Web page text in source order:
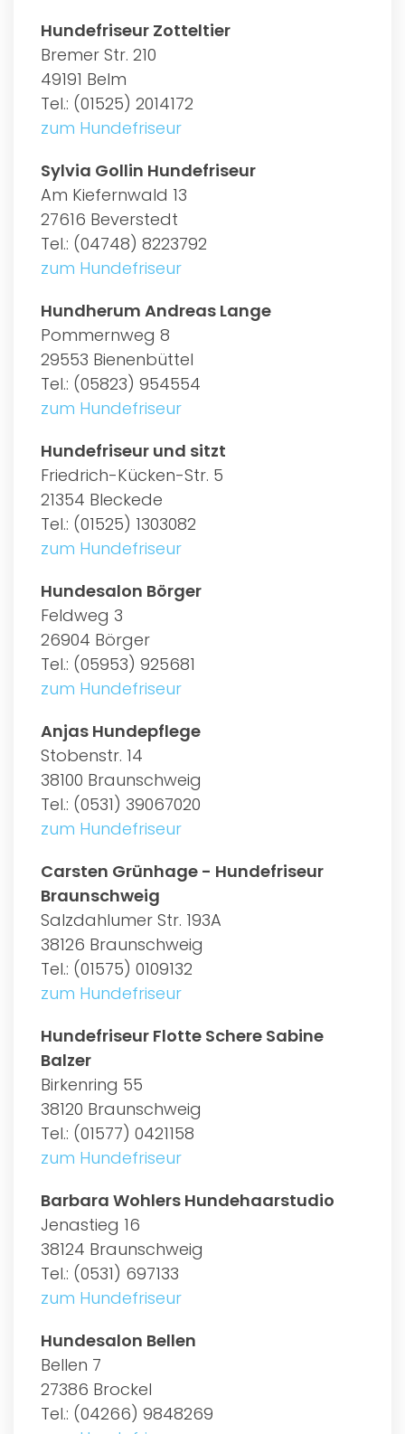
Hundefriseur Zotteltier
Bremer Str. 210
49191 Belm
Tel.: (01525) 2014172
zum Hundefriseur
Sylvia Gollin Hundefriseur
Am Kiefernwald 13
27616 Beverstedt
Tel.: (04748) 8223792
zum Hundefriseur
Hundherum Andreas Lange
Pommernweg 8
29553 Bienenbüttel
Tel.: (05823) 954554
zum Hundefriseur
Hundefriseur und sitzt
Friedrich-Kücken-Str. 5
21354 Bleckede
Tel.: (01525) 1303082
zum Hundefriseur
Hundesalon Börger
Feldweg 3
26904 Börger
Tel.: (05953) 925681
zum Hundefriseur
Anjas Hundepflege
Stobenstr. 14
38100 Braunschweig
Tel.: (0531) 39067020
zum Hundefriseur
Carsten Grünhage - Hundefriseur
Braunschweig
Salzdahlumer Str. 193A
38126 Braunschweig
Tel.: (01575) 0109132
zum Hundefriseur
Hundefriseur Flotte Schere Sabine
Balzer
Birkenring 55
38120 Braunschweig
Tel.: (01577) 0421158
zum Hundefriseur
Barbara Wohlers Hundehaarstudio
Jenastieg 16
38124 Braunschweig
Tel.: (0531) 697133
zum Hundefriseur
Hundesalon Bellen
Bellen 7
27386 Brockel
Tel.: (04266) 9848269